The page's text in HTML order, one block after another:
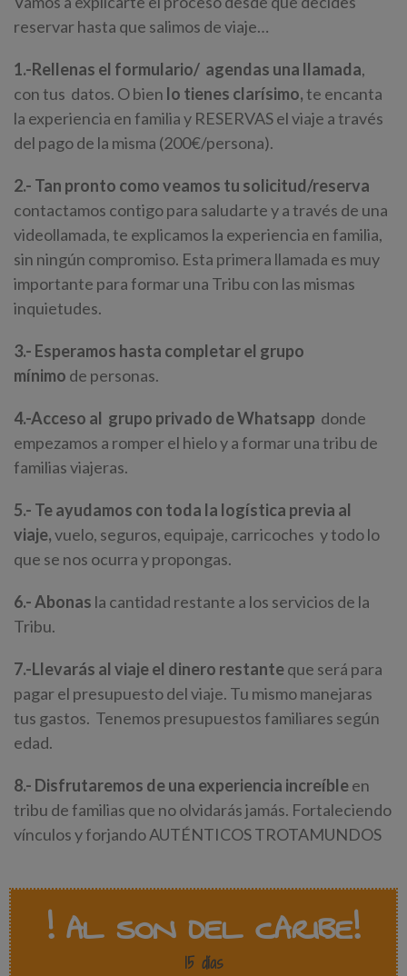
reservar hasta que salimos de viaje…
1.-Rellenas el formulario/ agendas una llamada,
con tus datos. O bien lo tienes clarísimo,te encanta
la experiencia en familia y RESERVAS el viaje a través
del pago de la misma (200€/persona).
2.- Tan pronto como veamos tu solicitud/reserva
contactamos contigo para saludarte y a través de una
videollamada, te explicamos la experiencia en familia,
sin ningún compromiso. Esta primera llamada es muy
importante para formar una Tribu con las mismas
inquietudes.
3.- Esperamos hasta completar el grupo
mínimo de personas.
4.-Acceso al grupo privado de Whatsapp donde
empezamos a romper el hielo y a formar una tribu de
familias viajeras.
5.- Te ayudamos con toda la logística previa al
viaje,vuelo, seguros, equipaje, carricoches y todo lo
que se nos ocurra y propongas.
6.- Abonas la cantidad restante a los servicios de la
Tribu.
7.-Llevarás al viaje el dinero restanteque será para
pagar el presupuesto del viaje. Tu mismo manejaras
tus gastos. Tenemos presupuestos familiares según
edad.
8.- Disfrutaremos de una experiencia increíbleen
tribu de familias que no olvidarás jamás. Fortaleciendo
vínculos y forjando AUTÉNTICOS TROTAMUNDOS
! AL SON DEL CARIBE!
15 días